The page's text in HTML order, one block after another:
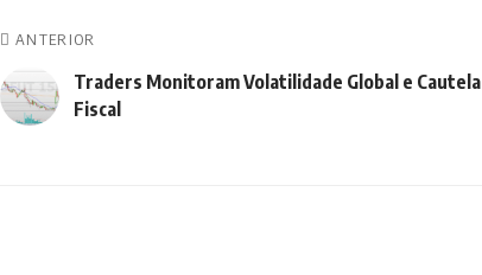
ANTERIOR
Traders Monitoram Volatilidade Global e Cautela
Fiscal